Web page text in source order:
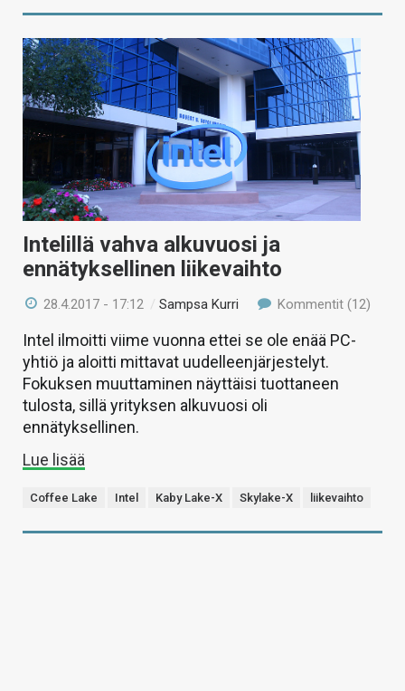
Intelillä vahva alkuvuosi ja
ennätyksellinen liikevaihto
28.4.2017 - 17:12 /Sampsa Kurri Kommentit (12)
Intel ilmoitti viime vuonna ettei se ole enää PC-
yhtiö ja aloitti mittavat uudelleenjärjestelyt.
Fokuksen muuttaminen näyttäisi tuottaneen
tulosta, sillä yrityksen alkuvuosi oli
ennätyksellinen.
Lue lisää
Coffee Lake Intel Kaby Lake-X Skylake-X liikevaihto